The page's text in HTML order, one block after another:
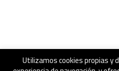
Utilizamos cookies propias y